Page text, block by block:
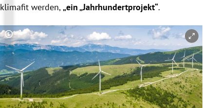
klimafit werden,„ein „Jahrhundertprojekt“.
Copyright-Hinweis öffnen/schließen